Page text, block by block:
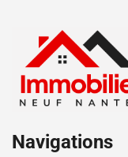
Navigations